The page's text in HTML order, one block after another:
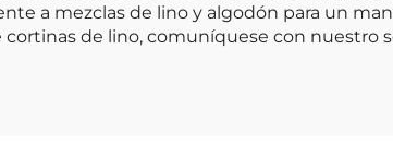
a mezclas de lino y algodón para un
cortinas de lino, comuníquese con nuestro